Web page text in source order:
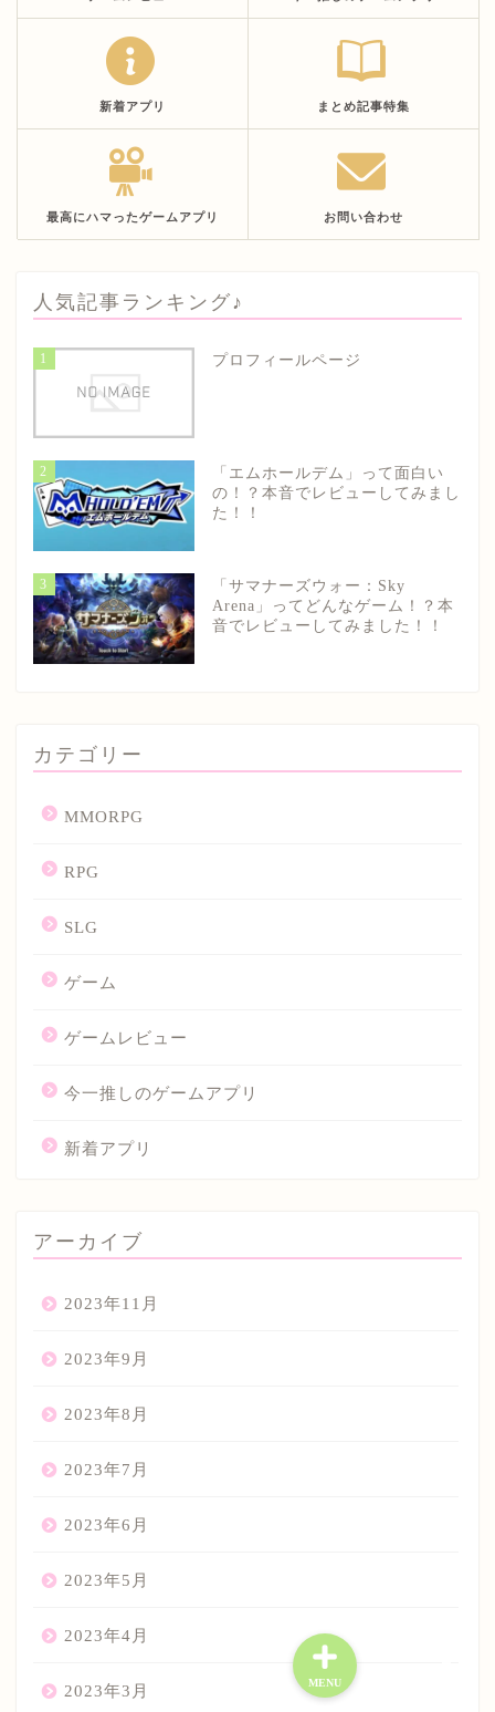
新着アプリ まとめ記事特集
最高にハマったゲームアプリ お問い合わせ
人気記事ランキング♪
1 プロフィールページ
2
「エムホールデム」って面白い
の！？本音でレビューしてみまし
た！！
3
「サマナーズウォー：Sky
Arena」ってどんなゲーム！？本
音でレビューしてみました！！
カテゴリー
MMORPG
RPG
SLG
ゲーム
ゲームレビュー
今一推しのゲームアプリ
新着アプリ
アーカイブ
2023年11月
2023年9月
2023年8月
2023年7月
2023年6月
2023年5月
2023年4月
2023年3月 MENU